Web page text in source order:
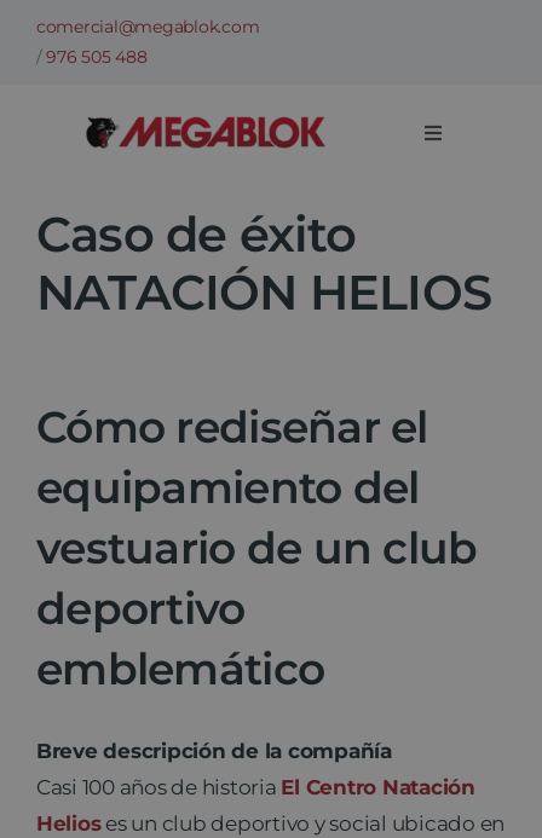
Saltarcomercial@megablok.com
/976 505 488
Toggle
Sectores
Categorías
Información técnica
Noticias
Contacto
Caso de éxito
NATACIÓN HELIOS
Cómo rediseñar el
equipamiento del
vestuario de un club
deportivo
emblemático
Breve descripción de la compañía
Casi 100 años de historia El Centro Natación
Helioses un club deportivo y social ubicado en